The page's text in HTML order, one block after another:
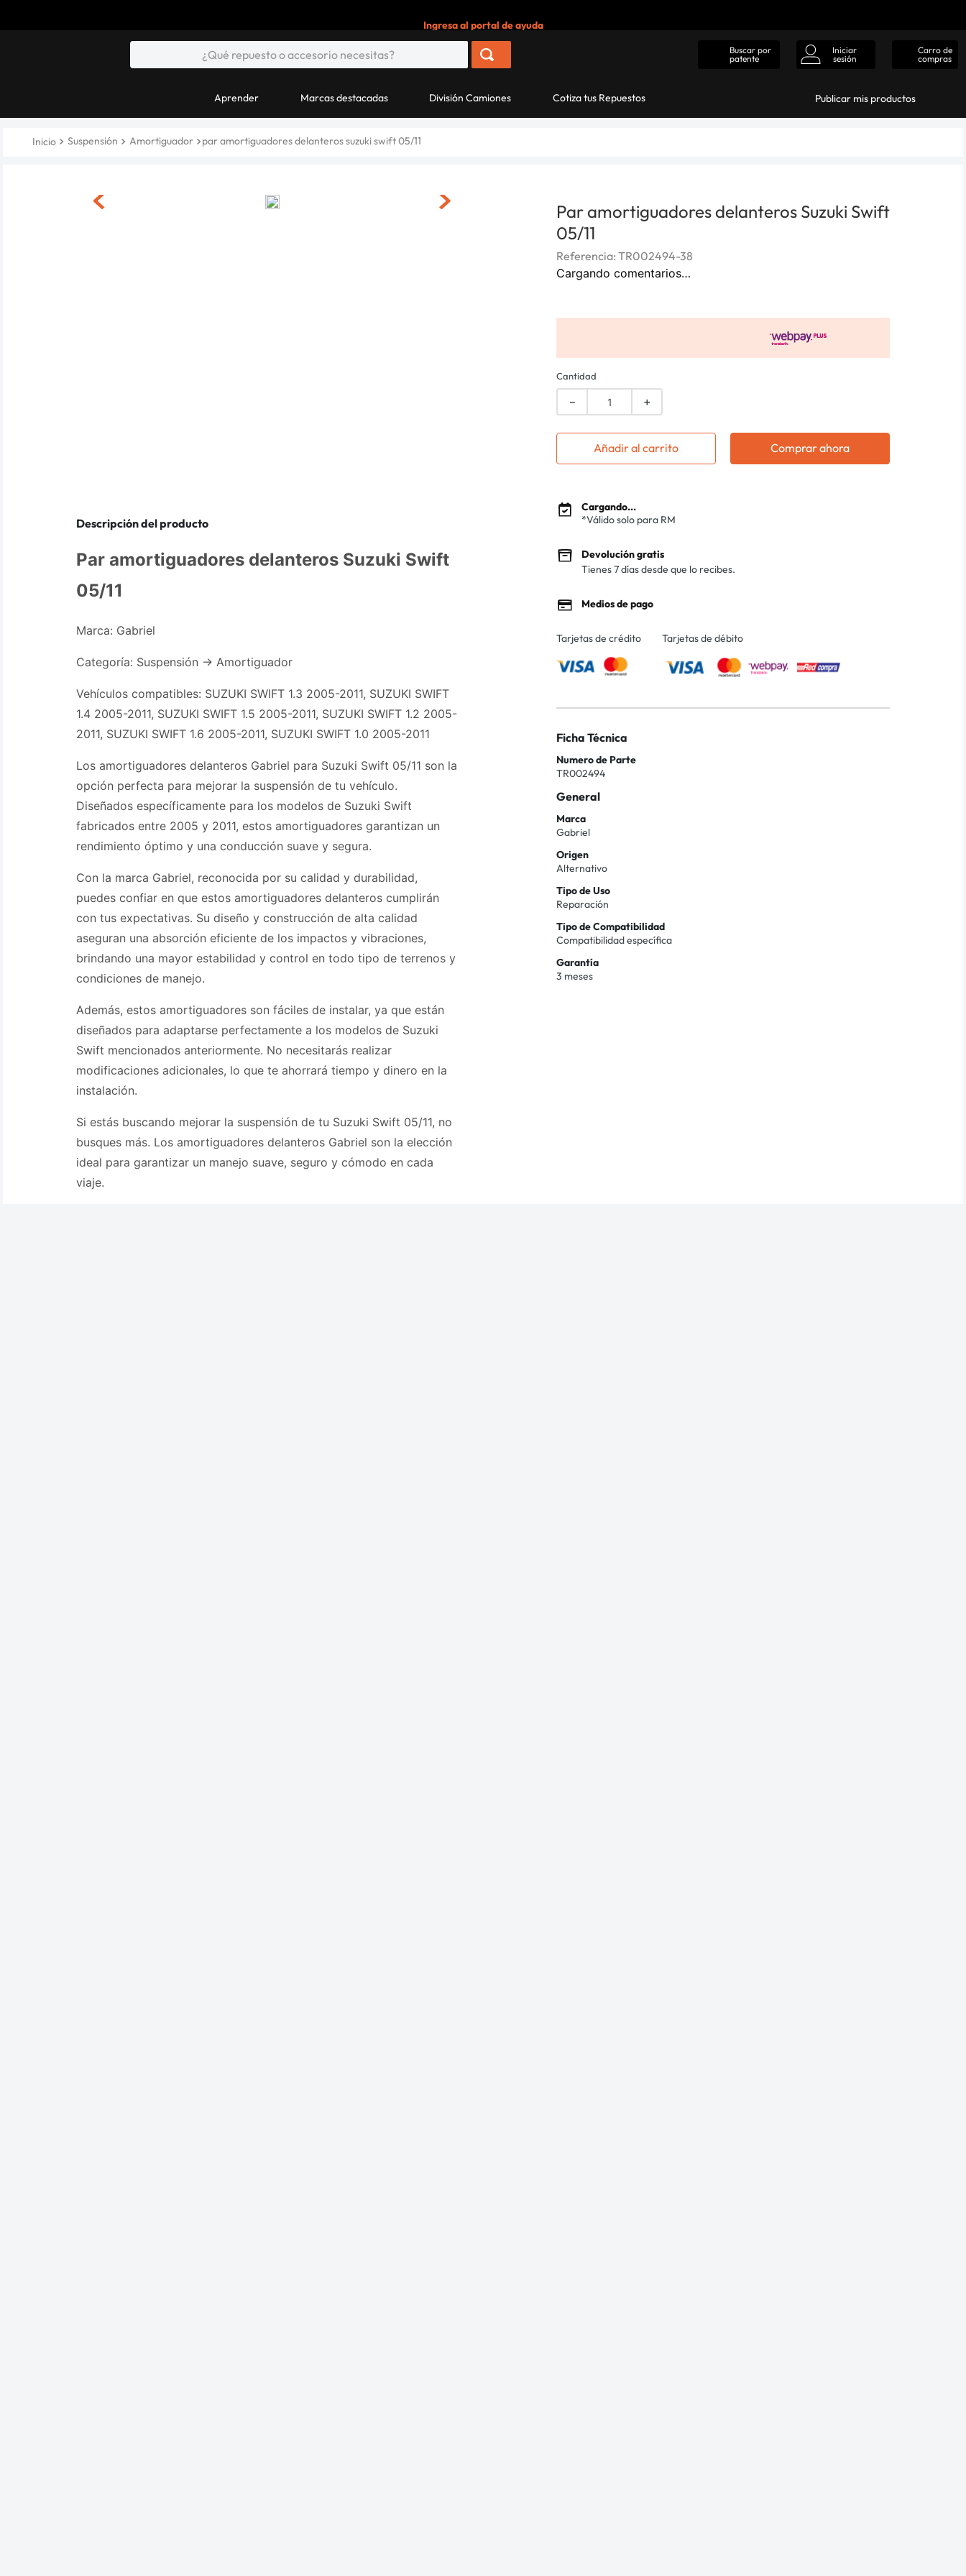
Ingresa al portal de ayuda
Buscar por
patente
Iniciar
sesión
Carro de
compras
Aprender Marcas destacadas División Camiones Cotiza tus Repuestos Publicar mis productos
Suspensión Amortiguador par amortiguadores delanteros suzuki swift 05/11
Descripción del producto
Par amortiguadores delanteros Suzuki Swift
05/11
Marca: Gabriel
Categoría: Suspensión -> Amortiguador
Vehículos compatibles: SUZUKI SWIFT 1.3 2005-2011, SUZUKI SWIFT
1.4 2005-2011, SUZUKI SWIFT 1.5 2005-2011, SUZUKI SWIFT 1.2 2005-
2011, SUZUKI SWIFT 1.6 2005-2011, SUZUKI SWIFT 1.0 2005-2011
Los amortiguadores delanteros Gabriel para Suzuki Swift 05/11 son la
opción perfecta para mejorar la suspensión de tu vehículo.
Diseñados específicamente para los modelos de Suzuki Swift
fabricados entre 2005 y 2011, estos amortiguadores garantizan un
rendimiento óptimo y una conducción suave y segura.
Con la marca Gabriel, reconocida por su calidad y durabilidad,
puedes confiar en que estos amortiguadores delanteros cumplirán
con tus expectativas. Su diseño y construcción de alta calidad
aseguran una absorción eficiente de los impactos y vibraciones,
brindando una mayor estabilidad y control en todo tipo de terrenos y
condiciones de manejo.
Además, estos amortiguadores son fáciles de instalar, ya que están
diseñados para adaptarse perfectamente a los modelos de Suzuki
Swift mencionados anteriormente. No necesitarás realizar
modificaciones adicionales, lo que te ahorrará tiempo y dinero en la
instalación.
Si estás buscando mejorar la suspensión de tu Suzuki Swift 05/11, no
busques más. Los amortiguadores delanteros Gabriel son la elección
ideal para garantizar un manejo suave, seguro y cómodo en cada
viaje.
Par amortiguadores delanteros Suzuki Swift
05/11
Referencia: TR002494-38
Cargando comentarios…
Cantidad
＋
－
Añadir al carrito Comprar ahora
Cargando...
*Válido solo para RM
Devolución gratis
Tienes 7 días desde que lo recibes.
Medios de pago
Tarjetas de crédito Tarjetas de débito
Ficha Técnica
Numero de Parte
TR002494
General
Marca
Gabriel
Origen
Alternativo
Tipo de Uso
Reparación
Tipo de Compatibilidad
Compatibilidad específica
Garantía
3 meses